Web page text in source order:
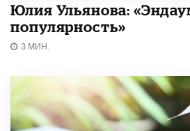
Юлия Ульянова:
популярность»
3 МИН.